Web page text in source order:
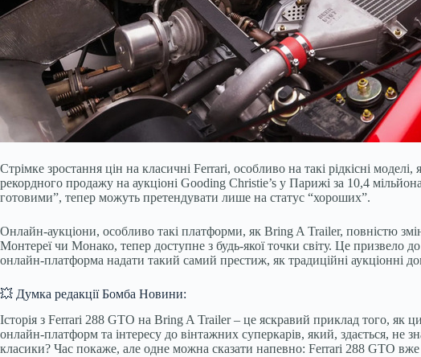
Стрімке зростання цін на класичні Ferrari, особливо на такі рідкісні
рекордного продажу на аукціоні Gooding Christie’s у Парижі за 10,4
готовими”, тепер можуть претендувати лише на статус “хороших”.
Онлайн-аукціони, особливо такі платформи, як Bring A Trailer, повністю
Монтереї чи Монако, тепер доступне з будь-якої точки світу. Це призвело
онлайн-платформа надати такий самий престиж, як традиційні аукціонні
💥 Думка редакції Бомба Новини:
Історія з Ferrari 288 GTO на Bring A Trailer – це яскравий приклад того,
онлайн-платформ та інтересу до вінтажних суперкарів, який, здається,
класики? Час покаже, але одне можна сказати напевно: Ferrari 288 GTO вже